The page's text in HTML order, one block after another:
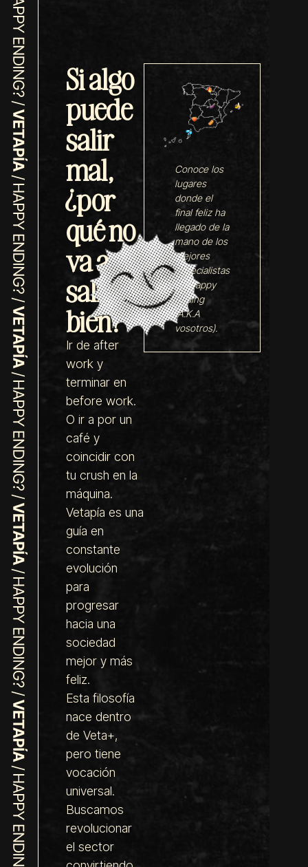
Si algo
puede
salir
mal,
¿por
qué no
va a
salir
bien?
Ir de after
work y
terminar en
before work.
O ir a por un
café y
coincidir con
tu crush en la
máquina.
Vetapía es una
guía en
constante
evolución
para
progresar
hacia una
sociedad
mejor y más
feliz.
Esta filosofía
nace dentro
de Veta+,
pero tiene
vocación
universal.
Buscamos
revolucionar
el sector
Conoce los
lugares
donde el
final feliz ha
llegado de la
mano de los
mejores
especialistas
en Happy
Ending
(A.K.A
vosotros).